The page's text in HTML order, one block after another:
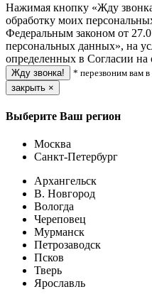
Нажимая кнопку «Жду
обработку моих
Федеральным законом от
персональных данных», на
определенных в Согласии
* перезвоним вам
закрыть ×
Выберите Ваш регион
Москва
Санкт-Петербург
Архангельск
В. Новгород
Вологда
Череповец
Мурманск
Петрозаводск
Псков
Тверь
Ярославль